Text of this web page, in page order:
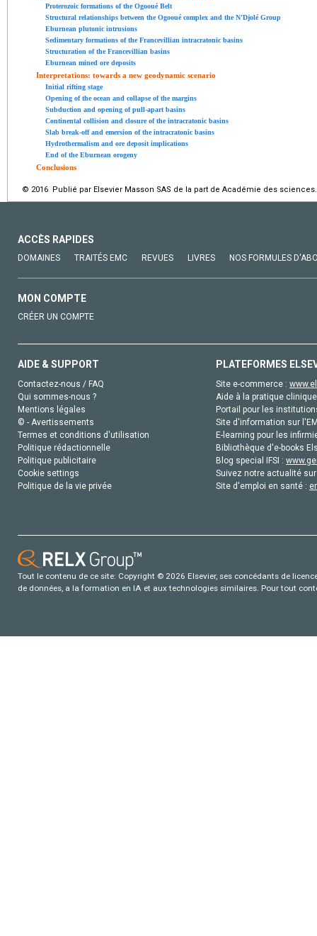
Proterozoic formations of the Ogooué Belt
Structural relationships between the Ogooué complex and the N’Djolé Group
Eburnean plutonic intrusions
Sedimentary formations of the Francevillian intracratonic basins
Structuration of the Francevillian basins
Eburnean mined ore deposits
Interpretations: towards a new geodynamic scenario
Initial rifting stage
Opening of the ocean and collapse of the margins
Subduction and opening of pull-apart basins
Continental collision and closure of the intracratonic basins
Slab break-off and emersion of the intracratonic basins
Hydrothermalism and ore deposit implications
End of the Eburnean orogeny
Conclusions
© 2016 Publié par Elsevier Masson SAS de la part de Académie des sciences.
ACCÈS RAPIDES
DOMAINES TRAITÉS EMC REVUES LIVRES NOS FORMULES
MON COMPTE
CRÉER UN COMPTE
AIDE & SUPPORT
Contactez-nous / FAQ
Qui sommes-nous ?
Mentions légales
© - Avertissements
Termes et conditions d'utilisation
Politique rédactionnelle
Politique publicitaire
Cookie settings
Politique de la vie privée
PLATEFORMES
Site e-commerce :
Aide à la pratique
Portail pour les
Site d'information sur
E-learning pour les
Bibliothèque d'e-books
Blog special IFSI :
Suivez notre actualité
Site d'emploi en santé :
Tout le contenu de ce site: Copyright © 2026 Elsevier, ses concédants de
de données, a la formation en IA et aux technologies similaires. Pour tout